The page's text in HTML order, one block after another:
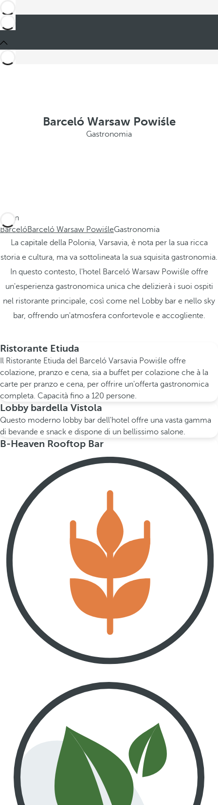
Barceló Warsaw Powiśle
Gastronomia
Sei in
BarcelóBarceló Warsaw PowiśleGastronomia
La capitale della Polonia, Varsavia, è nota per la sua ricca
storia e cultura, ma va sottolineata la sua squisita gastronomia.
In questo contesto, l'hotel Barceló Warsaw Powiśle offre
un'esperienza gastronomica unica che delizierà i suoi ospiti
nel ristorante principale, così come nel Lobby bar e nello sky
bar, offrendo un'atmosfera confortevole e accogliente.
Ristorante Etiuda
Il Ristorante Etiuda del Barceló Varsavia Powiśle offre
colazione, pranzo e cena, sia a buffet per colazione che à la
carte per pranzo e cena, per offrire un'offerta gastronomica
completa. Capacità fino a 120 persone.
Lobby bardella Vistola
Questo moderno lobby bar dell'hotel offre una vasta gamma
di bevande e snack e dispone di un bellissimo salone.
B-Heaven Rooftop Bar